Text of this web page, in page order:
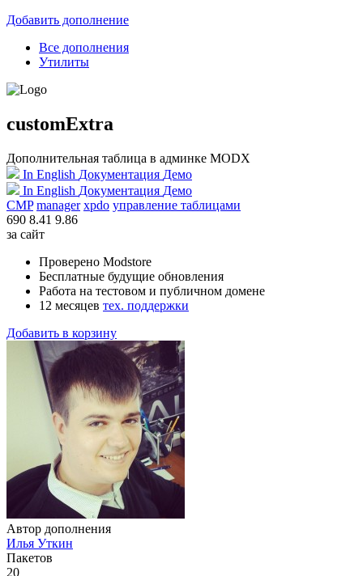
Добавить дополнение
Все дополнения
Утилиты
customExtra
Дополнительная таблица в админке MODX
In English Документация Демо
In English Документация Демо
CMP manager xpdo управление таблицами
690 8.41 9.86
за сайт
Проверено Modstore
Бесплатные будущие обновления
Работа на тестовом и публичном домене
12 месяцев тех. поддержки
Добавить в корзину
Автор дополнения
Илья Уткин
Пакетов
20